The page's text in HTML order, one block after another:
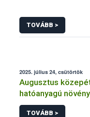
TOVÁBB >
2025. július 24, csütörtök
Augusztus
hatóanyagú
határérték
TOVÁBB >